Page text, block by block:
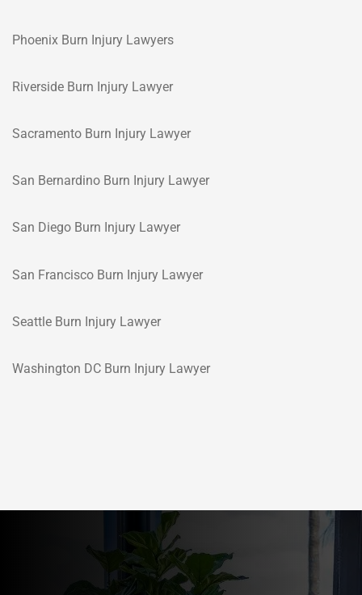
Phoenix Burn Injury Lawyers
Riverside Burn Injury Lawyer
Sacramento Burn Injury Lawyer
San Bernardino Burn Injury Lawyer
San Diego Burn Injury Lawyer
San Francisco Burn Injury Lawyer
Seattle Burn Injury Lawyer
Washington DC Burn Injury Lawyer